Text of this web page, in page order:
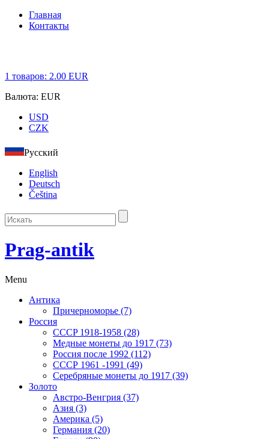
Главная
Контакты
1 товаров: 2.00 EUR
Валюта: EUR
USD
CZK
Русский
English
Deutsch
Čeština
Prag-antik
Menu
Антика
Причерноморье (7)
Россия
CCCP 1918-1958 (28)
Медные монеты до 1917 (73)
Россия после 1992 (112)
СССР 1961 -1991 (49)
Серебряные монеты до 1917 (39)
Золото
Австро-Венгрия (37)
Азия (3)
Америка (5)
Германия (20)